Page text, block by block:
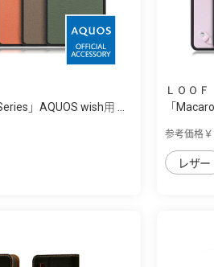
」AQUOS wish用 ...
ＬＯＯＦ
「
参考価格
レザー